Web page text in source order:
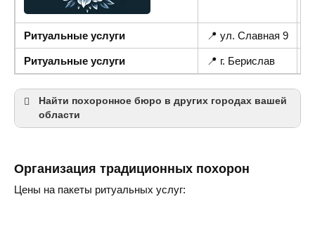
Ритуальные услуги 📍 ул. Славная 9
Ритуальные услуги 📍 г. Берислав
Найти похоронное бюро в других городах вашей
области
Организация традиционных похорон
Цены на пакеты ритуальных услуг: